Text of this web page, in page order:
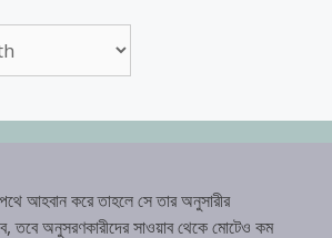
আহবান করে তাহলে সে তার অনুসারীর
তবে অনুসরণকারীদের সাওয়াব থেকে মোটেও কম